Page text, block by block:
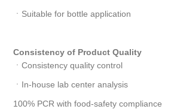
ㆍSuitable for bottle application
Consistency of Product Quality
ㆍConsistency quality control
ㆍIn-house lab center analysis
100% PCR with food-safety compliance